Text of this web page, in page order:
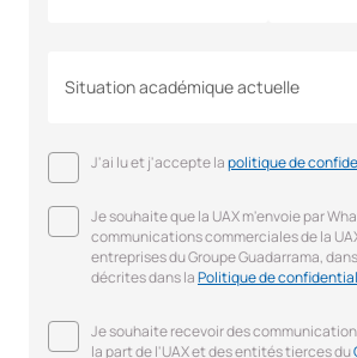
Situation académique actuelle
J'ai lu et j'accepte lapolitique de
Je souhaite que la UAX m'envoie par
communications commerciales de la
entreprises du Groupe Guadarrama,
décrites dans laPolitique de
Je souhaite recevoir des
la part de l'UAX et des entités tierces du